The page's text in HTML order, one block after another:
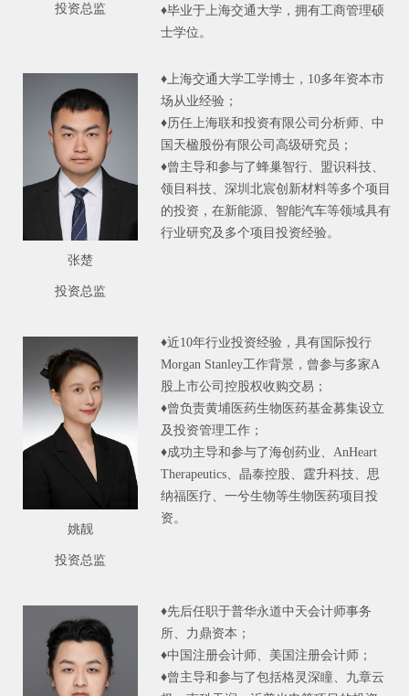
投资总监
♦毕业于上海交通大学，拥有工商管理硕
士学位。
张楚
投资总监
♦上海交通大学工学博士，10多年资本市
场从业经验；
♦历任上海联和投资有限公司分析师、中
国天楹股份有限公司高级研究员；
♦曾主导和参与了蜂巢智行、盟识科技、
领目科技、深圳北宸创新材料等多个项目
的投资，在新能源、智能汽车等领域具有
行业研究及多个项目投资经验。
姚靓
投资总监
♦近10年行业投资经验，具有国际投行
Morgan Stanley工作背景，曾参与多家A
股上市公司控股权收购交易；
♦曾负责黄埔医药生物医药基金募集设立
及投资管理工作；
♦成功主导和参与了海创药业、AnHeart
Therapeutics、晶泰控股、霆升科技、思
纳福医疗、一兮生物等生物医药项目投
资。
♦先后任职于普华永道中天会计师事务
所、力鼎资本；
♦中国注册会计师、美国注册会计师；
♦曾主导和参与了包括格灵深瞳、九章云